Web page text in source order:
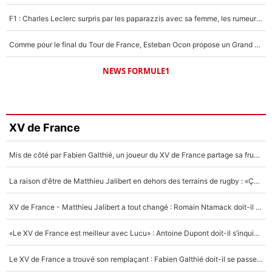
F1 : Charles Leclerc surpris par les paparazzis avec sa femme, les rumeurs étaient vraies !
Comme pour le final du Tour de France, Esteban Ocon propose un Grand Prix de Formule 1 à Paris : «Autour de l’Arc de Triomphe, ce serait génial» !
NEWS FORMULE1
XV de France
Mis de côté par Fabien Galthié, un joueur du XV de France partage sa frustration : «ils ne me l’ont pas dit tout de suite»
La raison d'être de Matthieu Jalibert en dehors des terrains de rugby : «Ça m'atteint autant que si tu touches à un membre de ma famille»
XV de France - Matthieu Jalibert a tout changé : Romain Ntamack doit-il s’inquiéter pour sa place à un an de la Coupe du monde ?
«Le XV de France est meilleur avec Lucu» : Antoine Dupont doit-il s’inquiéter pour sa place ?
Le XV de France a trouvé son remplaçant : Fabien Galthié doit-il se passer d'Antoine Dupont ?